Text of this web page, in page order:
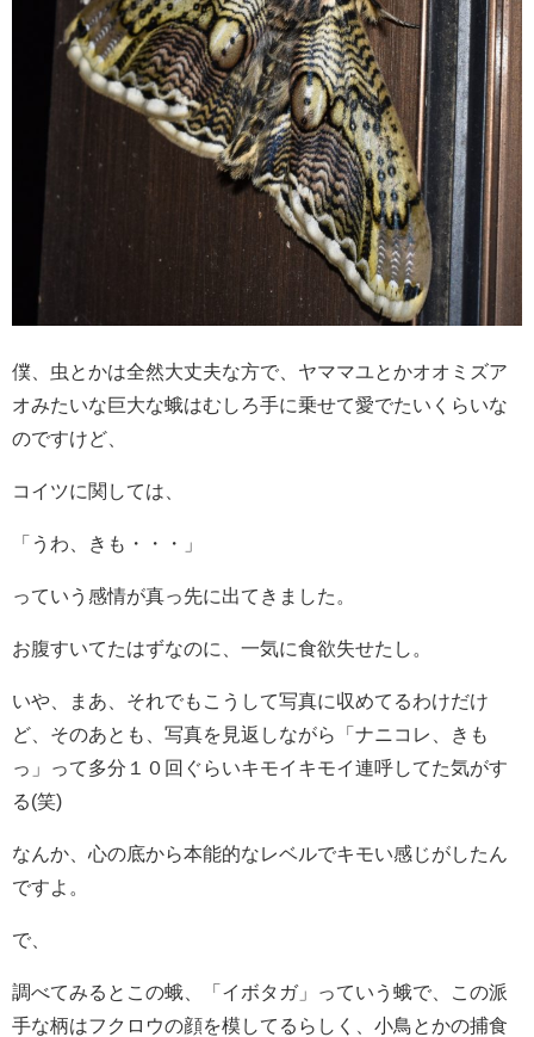
僕、虫とかは全然大丈夫な方で、ヤママユとかオオミズア
オみたいな巨大な蛾はむしろ手に乗せて愛でたいくらいな
のですけど、
コイツに関しては、
「うわ、きも・・・」
っていう感情が真っ先に出てきました。
お腹すいてたはずなのに、一気に食欲失せたし。
いや、まあ、それでもこうして写真に収めてるわけだけ
ど、そのあとも、写真を見返しながら「ナニコレ、きも
っ」って多分１０回ぐらいキモイキモイ連呼してた気がす
る(笑)
なんか、心の底から本能的なレベルでキモい感じがしたん
ですよ。
で、
調べてみるとこの蛾、「イボタガ」っていう蛾で、この派
手な柄はフクロウの顔を模してるらしく、小鳥とかの捕食